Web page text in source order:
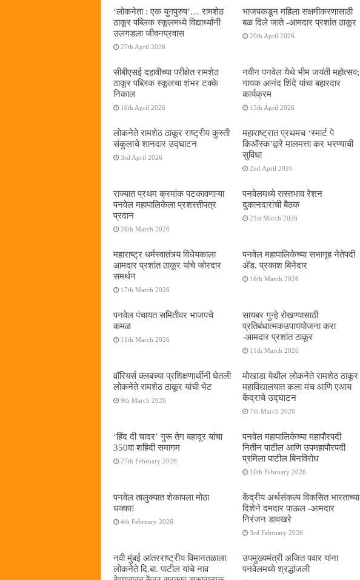
‌‘लोकनेता : एक युगपुरुष‌’… रामशेठ
ठाकूर पब्लिक स्कूलमध्ये विद्यार्थ्यांनी
उलगडला जीवनप्रवास
27th April 2026
भाजपकडून महिला सक्षमीकरणासाठी
बळ दिले जाते -आमदार प्रशांत ठाकूर
20th April 2026
सीबीएसई दहावीच्या परीक्षेत रामशेठ
ठाकूर पब्लिक स्कूलचा शंभर टक्के
निकाल
16th April 2026
नवीन पनवेल येथे भीम जयंती महोत्सव;
गायक आनंद शिंदे यांचा बहारदार
कार्यक्रम
15th April 2026
लोकनेते रामशेठ ठाकूर राष्ट्रीय कुस्ती
संकुलाचे शानदार उद्घाटन
3rd April 2026
महाराष्ट्रात प्रथमच ‌‘स्मार्ट पे
किऑस्क‌’द्वारे मालमत्ता कर भरण्याची
सुविधा
2nd April 2026
राज्यात प्रथम क्रमांक पटकावणाऱ्या
पनवेल महापालिकेला प्रशस्तीपत्र
प्रदान
28th March 2026
पनवेलमध्ये रास्तभाव रेशन
दुकानदारांची बैठक
21st March 2026
महाराष्ट्र धर्मस्वातंत्र्य विधेयकाला
आमदार प्रशांत ठाकूर यांचे जोरदार
समर्थन
17th March 2026
पनवेल महापालिकेच्या सभागृह नेतेपदी
अ‍ॅड. प्रकाश बिनेदार
16th March 2026
पनवेल पंचायत समितीवर भाजपचे
कमळ
11th March 2026
सायबर गुन्हे रोखण्यासाठी
प्रतिबंधात्मकउपाययोजना करा
-आमदार प्रशांत ठाकूर
11th March 2026
वॉरियर्स क्लबच्या प्रशिक्षणार्थींनी घेतली
लोकनेते रामशेठ ठाकूर यांची भेट
9th March 2026
मोखाडा येथील लोकनेते रामशेठ ठाकूर
महाविद्यालयात कला मंच आणि एआय
केंद्राचे उद्घाटन
7th March 2026
‘हिंद दी चादर’ गुरू तेग बहादूर यांचा
350वा शहिदी समागम
27th February 2026
पनवेल महापालिकेच्या महापौरपदी
नितीन पाटील आणि उपमहापौरपदी
प्रमिला पाटील बिनविरोध
10th February 2026
पनवेल तालुक्यात शेकापला मोठा
धक्का!
4th February 2026
केंद्रीय अर्थसंकल्प विकसित भारताच्या
दिशेने दमदार पाऊल -आमदार
निरंजन डावखरे
3rd February 2026
नवी मुंबई आंतरराष्ट्रीय विमानतळाला
लोकनेते दि.बा. पाटील यांचे नाव
उपमुख्यमंत्री अजित पवार यांना
पनवेलमध्ये श्रद्धांजली